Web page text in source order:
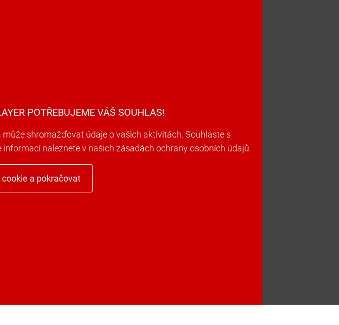
POTŘEBUJEME VÁŠ SOUHLAS!
shromažďovat údaje o vašich aktivitách. Souhlaste s
naleznete v našich zásadách ochrany osobních údajů.
a pokračovat